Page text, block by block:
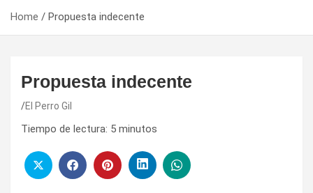
Home Propuesta indecente
Propuesta indecente
El Perro Gil
Tiempo de lectura: 5 minutos